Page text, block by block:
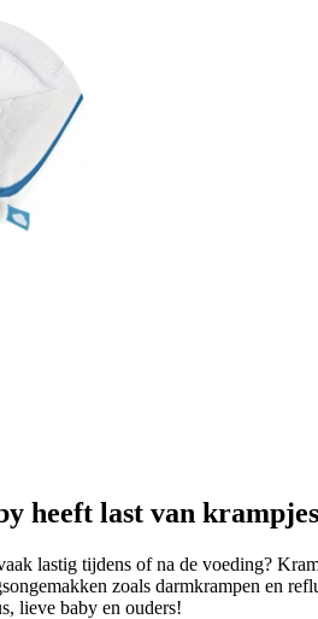
heeft last van
lastig tijdens of na de voeding?
zoals darmkrampen en
lieve baby en ouders!